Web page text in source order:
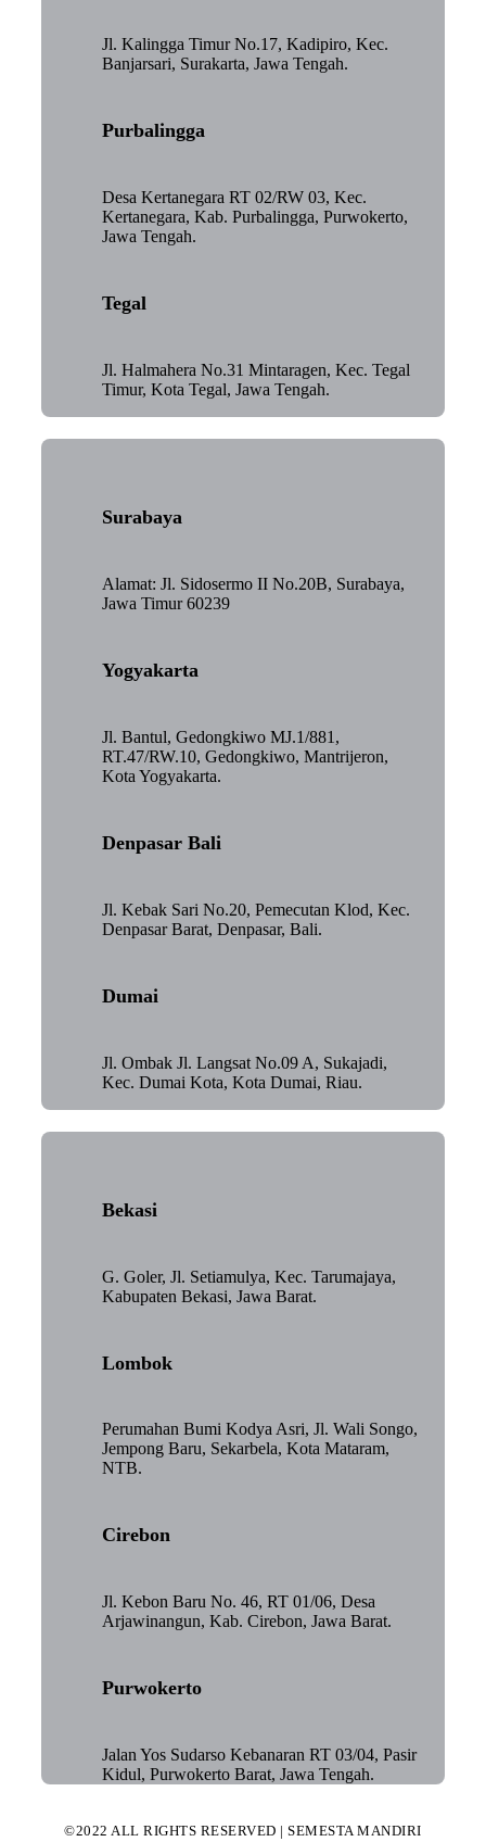
Jl. Kalingga Timur No.17, Kadipiro, Kec.
Banjarsari, Surakarta, Jawa Tengah.
Purbalingga
Desa Kertanegara RT 02/RW 03, Kec.
Kertanegara, Kab. Purbalingga, Purwokerto,
Jawa Tengah.
Tegal
Jl. Halmahera No.31 Mintaragen, Kec. Tegal
Timur, Kota Tegal, Jawa Tengah.
Surabaya
Alamat: Jl. Sidosermo II No.20B, Surabaya,
Jawa Timur 60239
Yogyakarta
Jl. Bantul, Gedongkiwo MJ.1/881,
RT.47/RW.10, Gedongkiwo, Mantrijeron,
Kota Yogyakarta.
Denpasar Bali
Jl. Kebak Sari No.20, Pemecutan Klod, Kec.
Denpasar Barat, Denpasar, Bali.
Dumai
Jl. Ombak Jl. Langsat No.09 A, Sukajadi,
Kec. Dumai Kota, Kota Dumai, Riau.
Bekasi
G. Goler, Jl. Setiamulya, Kec. Tarumajaya,
Kabupaten Bekasi, Jawa Barat.
Lombok
Perumahan Bumi Kodya Asri, Jl. Wali Songo,
Jempong Baru, Sekarbela, Kota Mataram,
NTB.
Cirebon
Jl. Kebon Baru No. 46, RT 01/06, Desa
Arjawinangun, Kab. Cirebon, Jawa Barat.
Purwokerto
Jalan Yos Sudarso Kebanaran RT 03/04, Pasir
Kidul, Purwokerto Barat, Jawa Tengah.
©2022 ALL RIGHTS RESERVED | SEMESTA MANDIRI